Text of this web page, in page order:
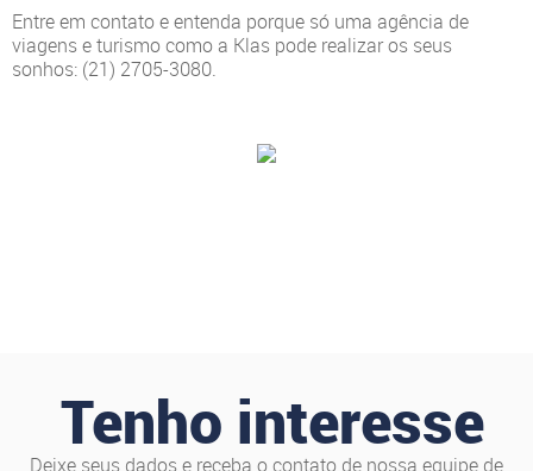
Entre em contato e entenda porque só uma agência de
viagens e turismo como a Klas pode realizar os seus
sonhos: (21) 2705-3080.
Tenho interesse
Deixe seus dados e receba o contato de nossa equipe de